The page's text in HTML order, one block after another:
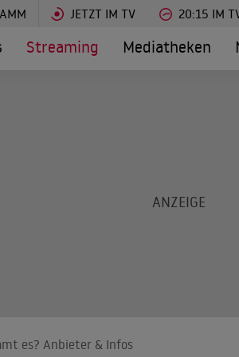
JETZT IM TV 20:15 IM
Streaming Mediatheken
es? Anbieter & Infos